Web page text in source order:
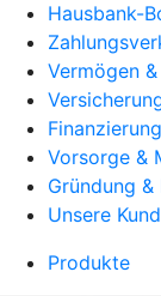
Hausbank-
Vermögen
Finanzierung
Vorsorge &
Gründung
Unsere
Produkte